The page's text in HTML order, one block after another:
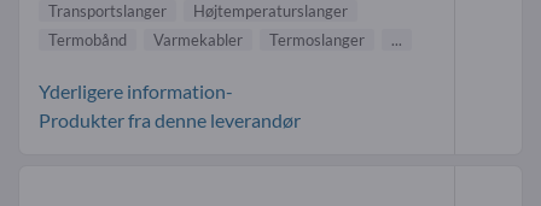
Transportslanger
Højtemperaturslanger
Termobånd
Varmekabler Termoslanger ...
Yderligere information-
Produkter fra denne leverandør